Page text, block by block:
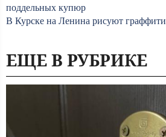
поддельных купюр
В Курске на Ленина рисуют граффити
ЕЩЕ В РУБРИКЕ